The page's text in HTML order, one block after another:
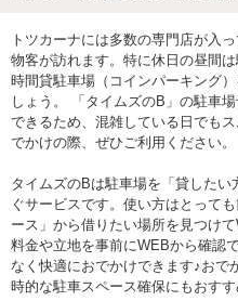
トツカーナには多数の専門店が入
物客が訪れます。特に休日の昼間
時間貸駐車場（コインパーキング
しょう。 「タイムズのB」の駐車
できるため、混雑している日でも
でかけの際、ぜひご利用ください。
タイムズのBは駐車場を「貸した
ぐサービスです。使い方はとって
ース」から借りたい場所を見つけ
料金や立地を事前にWEBから確認
なく快適におでかけできます♪おで
時的な駐車スペース確保にもおすす